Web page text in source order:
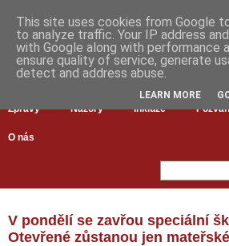
Zprávy Názory Inkluze
O nás
V pondělí se zavřou speciální
Otevřené zůstanou jen mateřské
This site uses cookies from Google
to analyze traffic. Your IP address
with Google along with performance
ensure quality of service, generate
detect and address abuse.
LEARN MORE